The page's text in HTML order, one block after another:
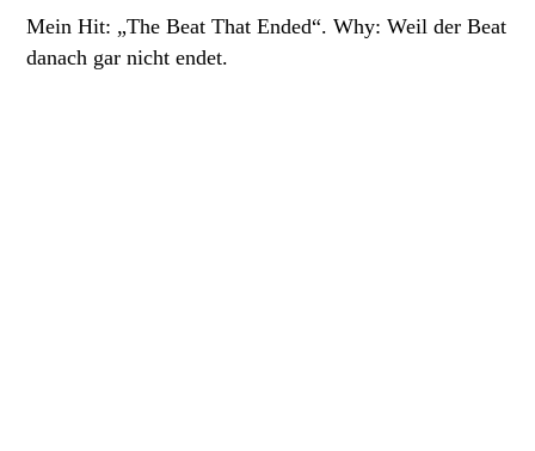
Mein Hit: „The Beat That Ended“. Why: Weil der Beat
danach gar nicht endet.